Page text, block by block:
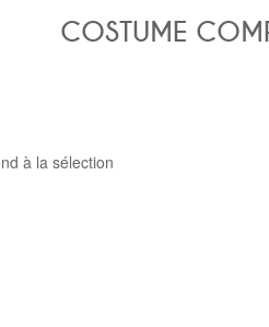
COSTUME
à la sélection